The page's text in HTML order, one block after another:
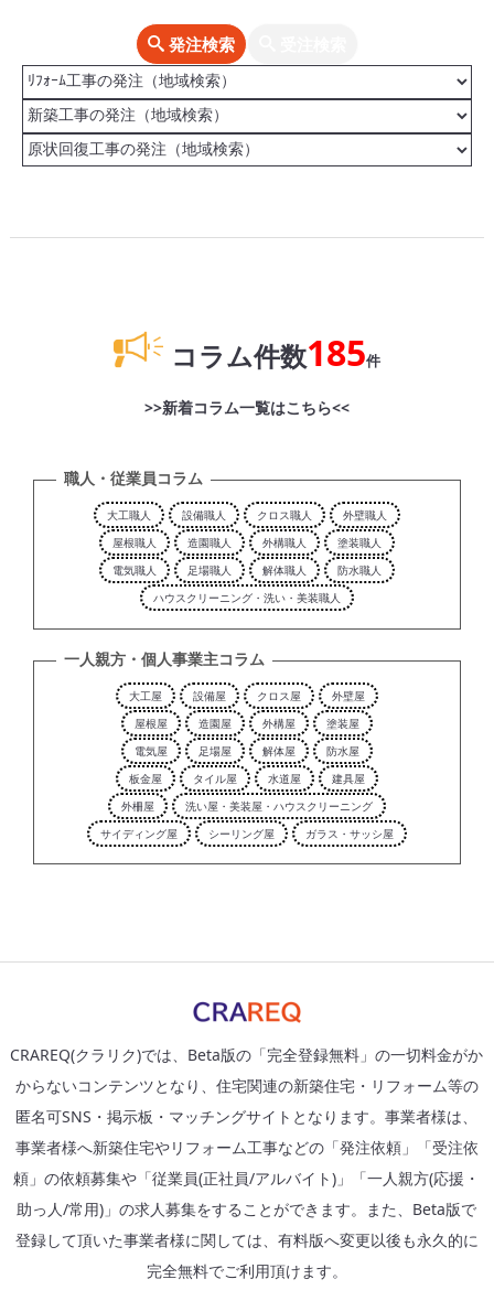
発注検索
コラム件数185件
>>新着コラム一覧はこちら<<
職人・従業員コラム
大工職人 設備職人 クロス職人
外壁職人
屋根職人
造園職人 外構職人
塗装職人
電気職人
足場職人 解体職人
防水職人
ハウスクリーニング・洗い・美装職人
一人親方・個人事業主コラム
大工屋 設備屋 クロス屋
外壁屋
屋根屋
造園屋 外構屋
塗装屋
電気屋
足場屋 解体屋
防水屋
板金屋
タイル屋 水道屋
建具屋
外柵屋
洗い屋・美装屋・ハウスクリーニング
サイディング屋
シーリング屋 ガラス・サッシ屋
CRAREQ(クラリク)では、Beta版の「完全登録無料」の一切料金がか
からないコンテンツとなり、住宅関連の新築住宅・リフォーム等の
匿名可SNS・掲示板・マッチングサイトとなります。事業者様は、
事業者様へ新築住宅やリフォーム工事などの「発注依頼」「受注依
頼」の依頼募集や「従業員(正社員/アルバイト)」「一人親方(応援・
助っ人/常用)」の求人募集をすることができます。また、Beta版で
登録して頂いた事業者様に関しては、有料版へ変更以後も永久的に
完全無料でご利用頂けます。